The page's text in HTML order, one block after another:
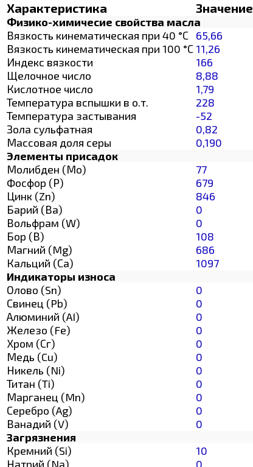
Характеристика
Значение
Физико-химичесие свойства масла
Вязкость кинематическая при 40 °С 65,66
Вязкость кинематическая при 100 °С 11,26
Индекс вязкости
166
Щелочное число
8,88
Кислотное число
1,79
Температура вспышки в о.т.
228
Температура застывания
-52
Зола сульфатная
0,82
Массовая доля серы
0,190
Элементы присадок
Молибден (Мо)
77
Фосфор (Р)
679
Цинк (Zn)
846
Барий (Ва)
0
Вольфрам (W)
0
Бор (В)
108
Магний (Mg)
686
Кальций (Са)
1097
Индикаторы износа
Олово (Sn)
0
Свинец (Pb)
0
Алюминий (AI)
0
Железо (Fe)
0
Хром (Сг)
0
Медь (Cu)
0
Никель (Ni)
0
Титан (Ti)
0
Марганец (Mn)
0
Серебро (Ag)
0
Ванадий (V)
0
Загрязнения
Кремний (Si)
10
Натрий (Na)
0